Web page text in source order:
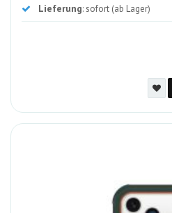
Lieferung: sofort (ab Lager)